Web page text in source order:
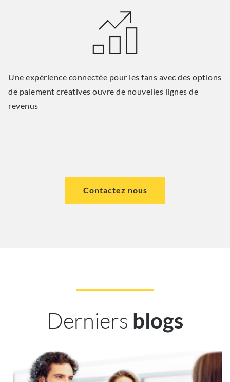
Une expérience connectée pour les fans avec des options
de paiement créatives ouvre de nouvelles lignes de
revenus
Contactez nous
Derniers blogs